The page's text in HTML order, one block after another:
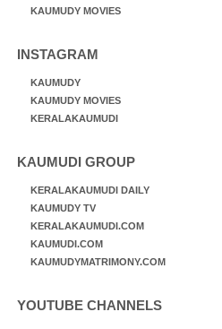
KAUMUDY MOVIES
INSTAGRAM
KAUMUDY
KAUMUDY MOVIES
KERALAKAUMUDI
KAUMUDI GROUP
KERALAKAUMUDI DAILY
KAUMUDY TV
KERALAKAUMUDI.COM
KAUMUDI.COM
KAUMUDYMATRIMONY.COM
YOUTUBE CHANNELS